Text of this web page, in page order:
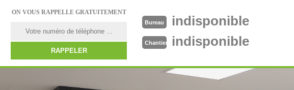
ON VOUS RAPPELLE GRATUITEMENT
Bureau indisponible
Chantier indisponible